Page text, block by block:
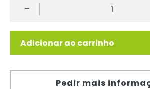
-
Adicionar ao carrinho
Pedir mais